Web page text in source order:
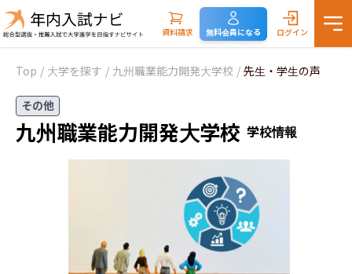
資料請求 無料会員になる ログイン
Top / 大学を探す / 九州職業能力開発大学校 / 先生・学生の声
その他
九州職業能力開発大学校 学校情報